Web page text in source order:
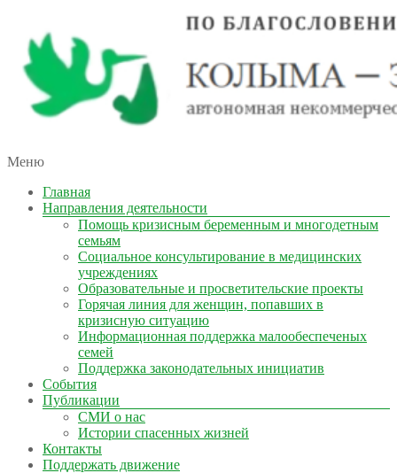
КОЛЫМА — ЗА ЖИЗНЬ
автономная некоммерческая организация
Меню
Главная
Направления деятельности
Помощь кризисным беременным и многодетным
семьям
Социальное консультирование в медицинских
учреждениях
Образовательные и просветительские проекты
Горячая линия для женщин, попавших в
кризисную ситуацию
Информационная поддержка малообеспеченых
семей
Поддержка законодательных инициатив
События
Публикации
СМИ о нас
Истории спасенных жизней
Контакты
Поддержать движение